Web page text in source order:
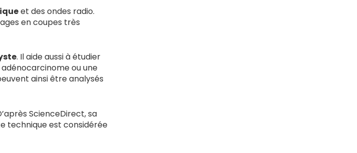
et des ondes radio.
en coupes très
. Il aide aussi à étudier
ou une
ainsi être analysés
ScienceDirect, sa
technique est considérée